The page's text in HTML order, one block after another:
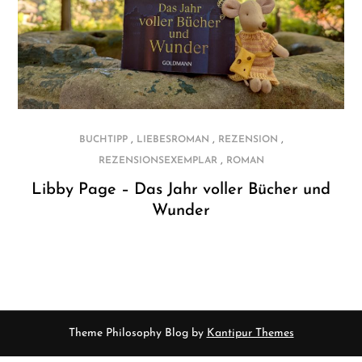
BUCHTIPP, LIEBESROMAN , REZENSION ,
REZENSIONSEXEMPLAR, ROMAN
Libby Page – Das Jahr voller Bücher und
Wunder
Theme Philosophy Blog by Kantipur Themes